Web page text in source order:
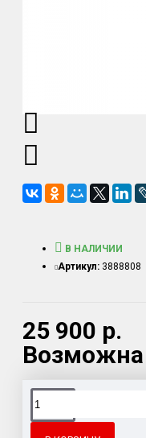
25 900 р.
Возможна
В НАЛИЧИИ
Артикул: 3888808
Доставка